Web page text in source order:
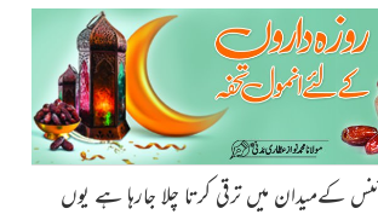
کےمیدان میں ترقی کرتا چلا جارہا ہے یوں